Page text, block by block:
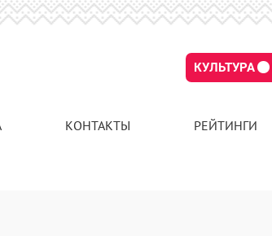
КУЛЬТУРА
КОНТАКТЫ РЕЙТИНГИ